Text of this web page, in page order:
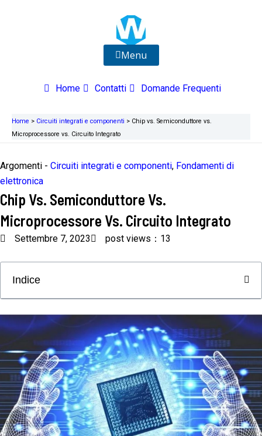
Menu
Home Contatti Domande Frequenti
Home > Circuiti integrati e componenti > Chip vs. Semiconduttore vs.
Microprocessore vs. Circuito Integrato
Argomenti - Circuiti integrati e componenti, Fondamenti di
elettronica
Chip Vs. Semiconduttore Vs.
Microprocessore Vs. Circuito Integrato
Settembre 7, 2023 post views：13
Indice